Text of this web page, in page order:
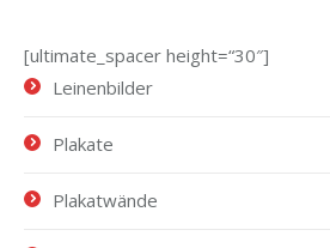
[ultimate_spacer height=“30″]
Leinenbilder
Plakate
Plakatwände